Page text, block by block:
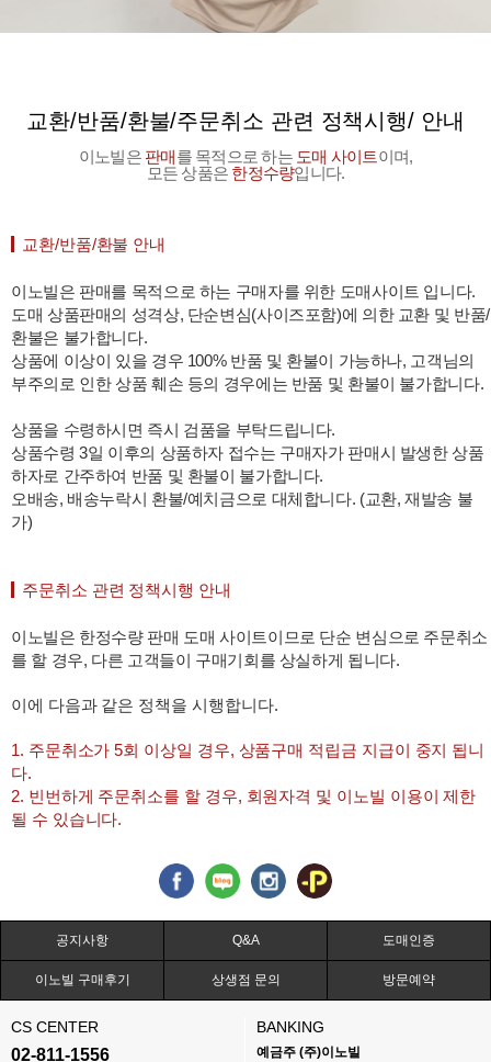
교환/반품/환불/주문취소 관련 정책시행/ 안내
이노빌은 판매를 목적으로 하는 도매 사이트이며,
모든 상품은 한정수량입니다.
교환/반품/환불 안내
이노빌은 판매를 목적으로 하는 구매자를 위한 도매사이트 입니다.
도매 상품판매의 성격상, 단순변심(사이즈포함)에 의한 교환 및 반품/
환불은 불가합니다.
상품에 이상이 있을 경우 100% 반품 및 환불이 가능하나, 고객님의
부주의로 인한 상품 훼손 등의 경우에는 반품 및 환불이 불가합니다.
상품을 수령하시면 즉시 검품을 부탁드립니다.
상품수령 3일 이후의 상품하자 접수는 구매자가 판매시 발생한 상품
하자로 간주하여 반품 및 환불이 불가합니다.
오배송, 배송누락시 환불/예치금으로 대체합니다. (교환, 재발송 불
가)
주문취소 관련 정책시행 안내
이노빌은 한정수량 판매 도매 사이트이므로 단순 변심으로 주문취소
를 할 경우, 다른 고객들이 구매기회를 상실하게 됩니다.
이에 다음과 같은 정책을 시행합니다.
1. 주문취소가 5회 이상일 경우, 상품구매 적립금 지급이 중지 됩니
다.
2. 빈번하게 주문취소를 할 경우, 회원자격 및 이노빌 이용이 제한
될 수 있습니다.
공지사항 Q&A 도매인증
이노빌 구매후기 상생점 문의 방문예약
CS CENTER
02-811-1556
BANKING
예금주 (주)이노빌